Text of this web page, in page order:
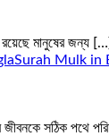
মানুষের জন্য […]
Surah Mulk in
সঠিক পথে